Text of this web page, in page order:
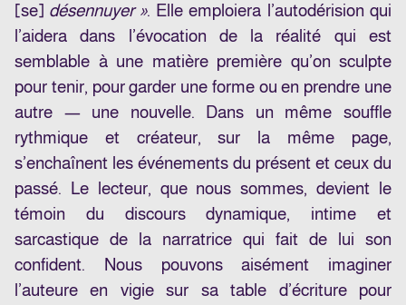
[se] désennuyer ». Elle emploiera l’autodérision qui
l’aidera dans l’évocation de la réalité qui est
semblable à une matière première qu’on sculpte
pour tenir, pour garder une forme ou en prendre une
autre — une nouvelle. Dans un même souffle
rythmique et créateur, sur la même page,
s’enchaînent les événements du présent et ceux du
passé. Le lecteur, que nous sommes, devient le
témoin du discours dynamique, intime et
sarcastique de la narratrice qui fait de lui son
confident. Nous pouvons aisément imaginer
l’auteure en vigie sur sa table d’écriture pour